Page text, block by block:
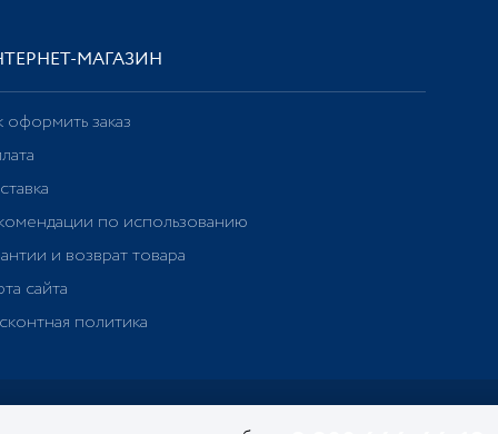
МАГАЗИН
оформить заказ
по использованию
и возврат товара
сайта
политика